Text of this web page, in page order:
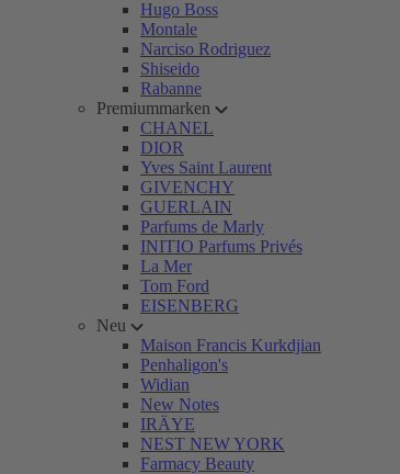
Hugo Boss
Montale
Narciso Rodriguez
Shiseido
Rabanne
Premiummarken
CHANEL
DIOR
Yves Saint Laurent
GIVENCHY
GUERLAIN
Parfums de Marly
INITIO Parfums Privés
La Mer
Tom Ford
EISENBERG
Neu
Maison Francis Kurkdjian
Penhaligon's
Widian
New Notes
IRÄYE
NEST NEW YORK
Farmacy Beauty